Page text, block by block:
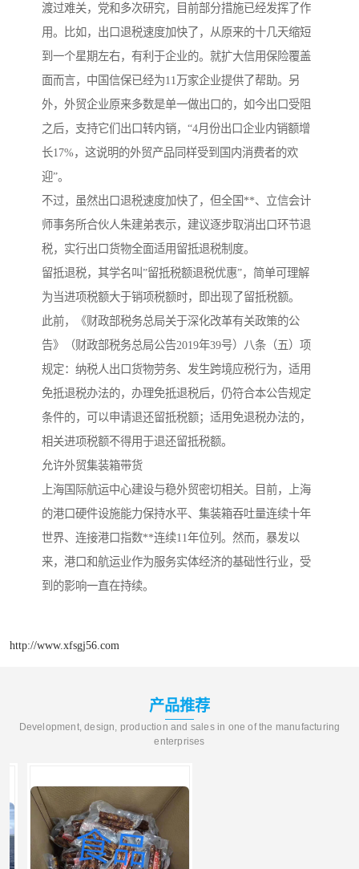
渡过难关，党和多次研究，目前部分措施已经发挥了作
用。比如，出口退税速度加快了，从原来的十几天缩短
到一个星期左右，有利于企业的。就扩大信用保险覆盖
面而言，中国信保已经为11万家企业提供了帮助。另
外，外贸企业原来多数是单一做出口的，如今出口受阻
之后，支持它们出口转内销，“4月份出口企业内销额增
长17%，这说明的外贸产品同样受到国内消费者的欢
迎”。
不过，虽然出口退税速度加快了，但全国**、立信会计
师事务所合伙人朱建弟表示，建议逐步取消出口环节退
税，实行出口货物全面适用留抵退税制度。
留抵退税，其学名叫”留抵税额退税优惠”，简单可理解
为当进项税额大于销项税额时，即出现了留抵税额。
此前，《财政部税务总局关于深化改革有关政策的公
告》（财政部税务总局公告2019年39号）八条（五）项
规定：纳税人出口货物劳务、发生跨境应税行为，适用
免抵退税办法的，办理免抵退税后，仍符合本公告规定
条件的，可以申请退还留抵税额；适用免退税办法的，
相关进项税额不得用于退还留抵税额。
允许外贸集装箱带货
上海国际航运中心建设与稳外贸密切相关。目前，上海
的港口硬件设施能力保持水平、集装箱吞吐量连续十年
世界、连接港口指数**连续11年位列。然而，暴发以
来，港口和航运业作为服务实体经济的基础性行业，受
到的影响一直在持续。
http://www.xfsgj56.com
产品推荐
Development, design, production and sales in one of the manufacturing
enterprises